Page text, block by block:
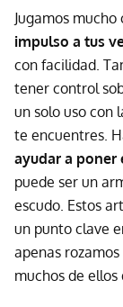
Jugamos mucho
impulso a tus
con facilidad.
tener control
un solo uso con
te encuentres.
ayudar a poner
puede ser un
escudo. Estos
un punto clave
apenas
muchos de